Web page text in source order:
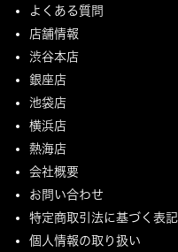
よくある質問
店舗情報
渋谷本店
銀座店
池袋店
横浜店
熱海店
会社概要
お問い合わせ
特定商取引法に基づく表記
個人情報の取り扱い